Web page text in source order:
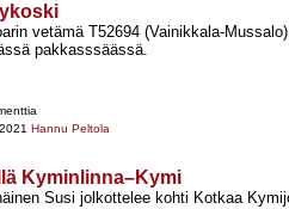
vetämä T52694 (Vainikkala-​
pakkasssäässä.
Hannu Peltola
Kyminlinna–Kymi
Susi jolkottelee kohti Kotkaa